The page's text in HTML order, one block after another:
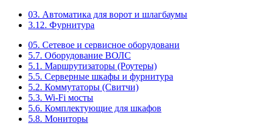
03. Автоматика для ворот и шлагбаумы
3.12. Фурнитура
05. Сетевое и сервисное оборудовани
5.7. Оборудование ВОЛС
5.1. Маршрутизаторы (Роутеры)
5.5. Серверные шкафы и фурнитура
5.2. Коммутаторы (Свитчи)
5.3. Wi-Fi мосты
5.6. Комплектующие для шкафов
5.8. Мониторы